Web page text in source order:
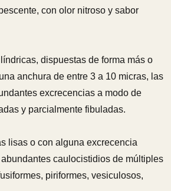
con olor nitroso y sabor
dispuestas de forma más o
anchura de entre 3 a 10 micras, las
excrecencias a modo de
y parcialmente fibuladas.
lisas o con alguna excrecencia
caulocistidios de múltiples
piriformes, vesiculosos,